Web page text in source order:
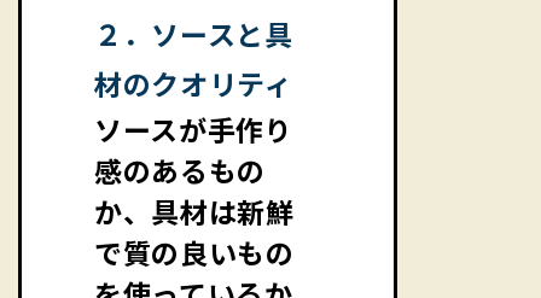
２．ソースと具
材のクオリティ
ソースが手作り
感のあるもの
か、具材は新鮮
で質の良いもの